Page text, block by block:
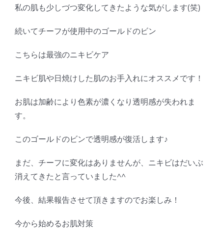
私の肌も少しづつ変化してきたような気がします(笑)
続いてチーフが使用中のゴールドのビン
こちらは最強のニキビケア
ニキビ肌や日焼けした肌のお手入れにオススメです！
お肌は加齢により色素が濃くなり透明感が失われま
す。
このゴールドのビンで透明感が復活します♪
まだ、チーフに変化はありませんが、ニキビはだいぶ
消えてきたと言っていました^^
今後、結果報告させて頂きますのでお楽しみ！
今から始めるお肌対策